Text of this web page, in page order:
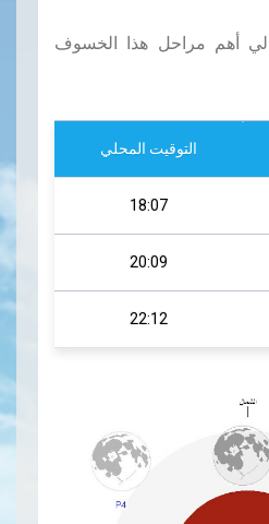
أهم مراحل هذا الخسوف
التوقيت المحلي
18:07
20:09
22:12